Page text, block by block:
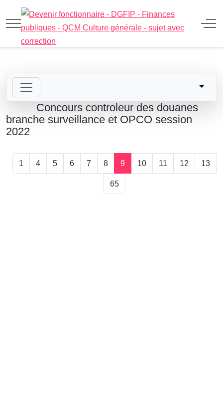
Mobile Menu Toggle Off-
Concours controleur des douanes
branche surveillance et OPCO session
2022
1 4 5 6 7 8 9 10 11 12 13
65